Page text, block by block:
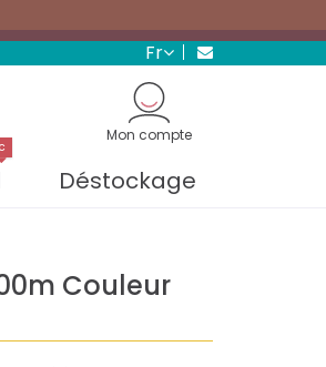
fr
Mon compte
Déstockage
Couleur